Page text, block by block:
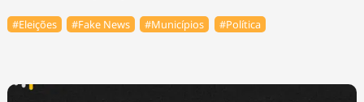
#Eleições #Fake News #Municípios #Política